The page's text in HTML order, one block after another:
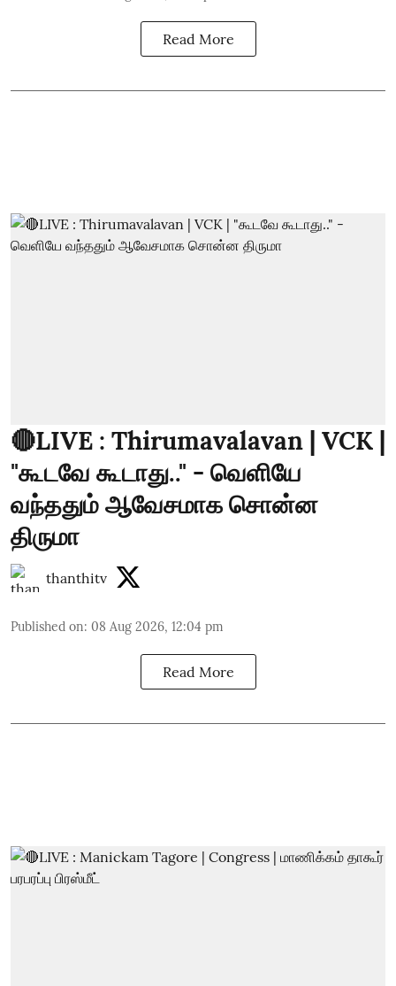
Read More
🔴LIVE : Thirumavalavan | VCK |
"கூடவே கூடாது.." - வெளியே
வந்ததும் ஆவேசமாக சொன்ன
திருமா
thanthitv
Published on: 08 Aug 2026, 12:04 pm
Read More